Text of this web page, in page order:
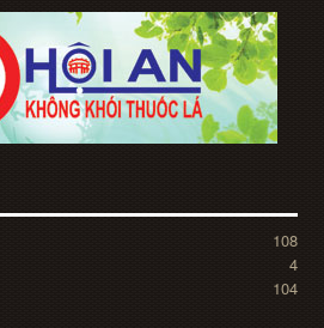
108
4
104